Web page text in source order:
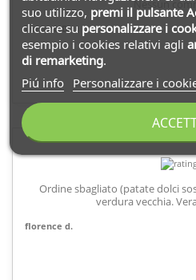
Nessun
Luciano D.
Ordine sbagliato (patate dolci
verdura vecchia.
florence d.
suo utilizzo, premi il pulsante
cliccare su personalizzare i
esempio i cookies relativi agli
di remarketing.
Piú info
Personalizzare i